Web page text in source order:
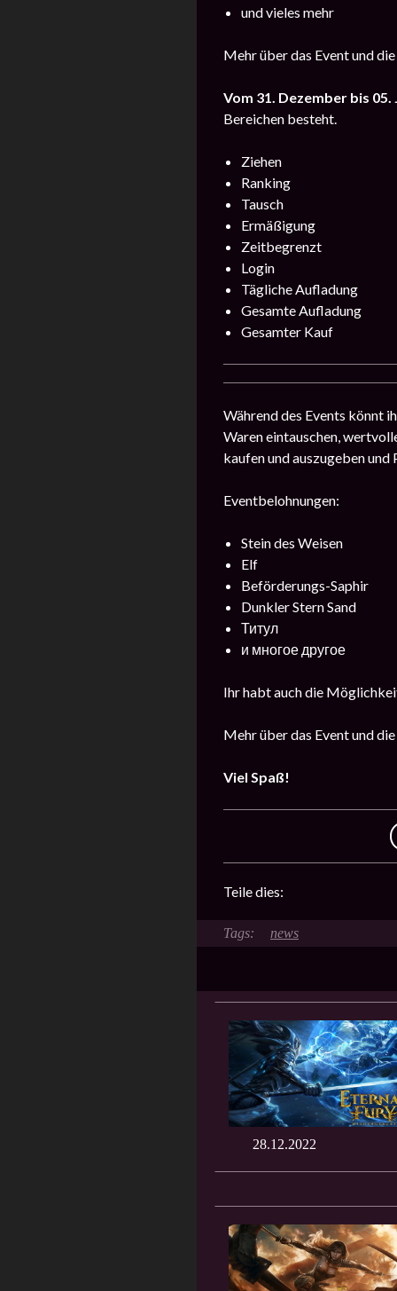
und vieles mehr
Mehr über das Event und
Vom 31. Dezember bis
Bereichen besteht.
Ziehen
Ranking
Tausch
Ermäßigung
Zeitbegrenzt
Login
Tägliche Aufladung
Gesamte Aufladung
Gesamter Kauf
Während des Events könnt
Waren eintauschen,
kaufen und auszugeben und
Eventbelohnungen:
Stein des Weisen
Elf
Beförderungs-Saphir
Dunkler Stern Sand
Титул
и многое другое
Ihr habt auch die
Mehr über das Event und
Viel Spaß!
Teile dies:
news
28.12.2022